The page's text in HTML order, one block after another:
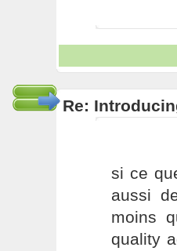
Re:
si ce
aussi
moins
quality